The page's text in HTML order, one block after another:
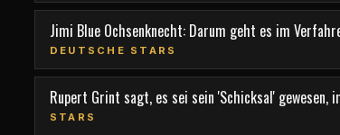
Jimi Blue Ochsenknecht: Darum geht es im
DEUTSCHE STARS
Rupert Grint sagt, es sei sein 'Schicksal' gewesen,
STARS